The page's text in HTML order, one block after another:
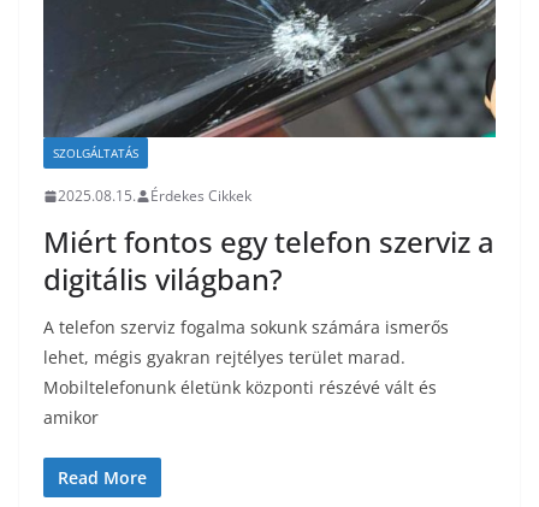
SZOLGÁLTATÁS
2025.08.15. Érdekes Cikkek
Miért fontos egy telefon szerviz a
digitális világban?
A telefon szerviz fogalma sokunk számára ismerős
lehet, mégis gyakran rejtélyes terület marad.
Mobiltelefonunk életünk központi részévé vált és
amikor
Read More